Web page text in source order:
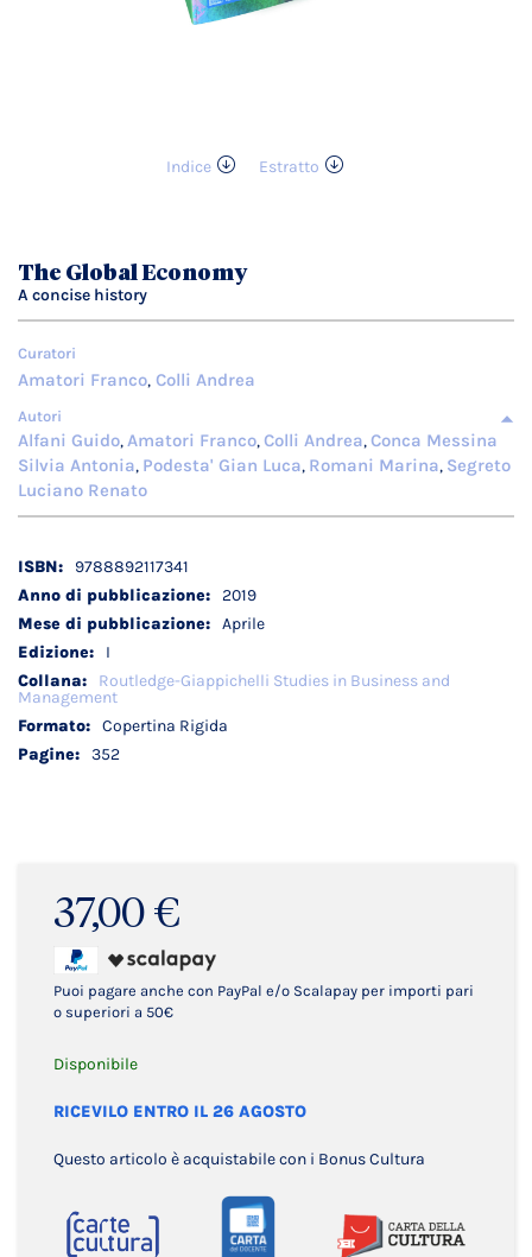
Indice
Estratto
galleria
di
immagini
37,00 €
Puoi pagare anche con PayPal e/o Scalapay per importi pari
o superiori a 50€
Disponibile
RICEVILO ENTRO IL 26 AGOSTO
Questo articolo è acquistabile con i Bonus Cultura
The Global Economy
A concise history
Curatori
Amatori Franco, Colli Andrea
Autori
Alfani Guido,Amatori Franco,Colli Andrea,Conca Messina
Silvia Antonia, Podesta' Gian Luca, Romani Marina, Segreto
Luciano Renato
Dettagli
tecnici
9788892117341
2019
Aprile
I
Routledge-Giappichelli Studies in Business and
Management
Copertina Rigida
352